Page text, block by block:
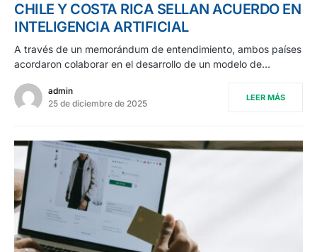
CHILE Y COSTA RICA SELLAN ACUERDO EN
INTELIGENCIA ARTIFICIAL
A través de un memorándum de entendimiento, ambos países
acordaron colaborar en el desarrollo de un modelo de…
admin
25 de diciembre de 2025
LEER MÁS